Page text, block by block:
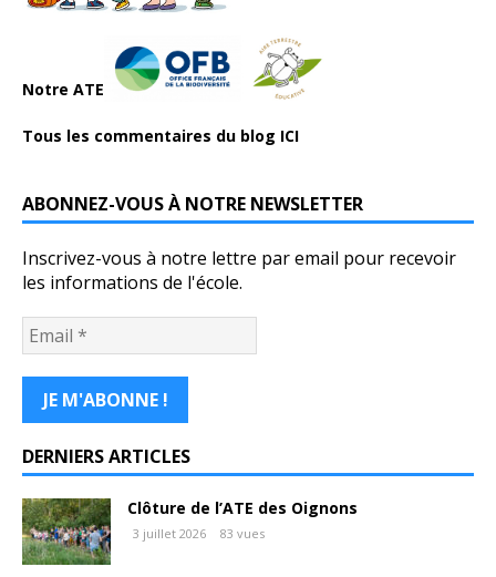
Notre ATE
Tous les commentaires du blog ICI
ABONNEZ-VOUS À NOTRE NEWSLETTER
Inscrivez-vous à notre lettre par email pour recevoir
les informations de l'école.
DERNIERS ARTICLES
Clôture de l’ATE des Oignons
3 juillet 2026 83 vues